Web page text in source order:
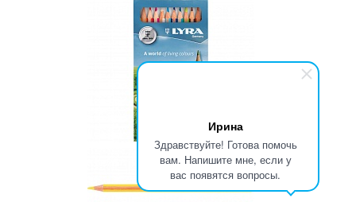
Ирина
Здравствуйте! Готова помочь
вам. Напишите мне, если у
вас появятся вопросы.